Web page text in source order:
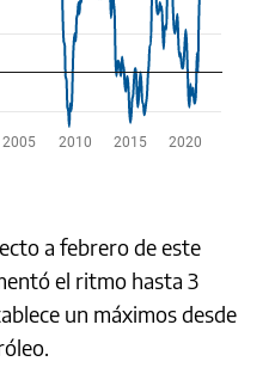
a febrero de este
el ritmo hasta 3
un máximos desde